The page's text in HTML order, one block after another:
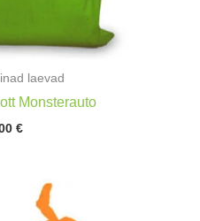
laevad
Monsterauto
€